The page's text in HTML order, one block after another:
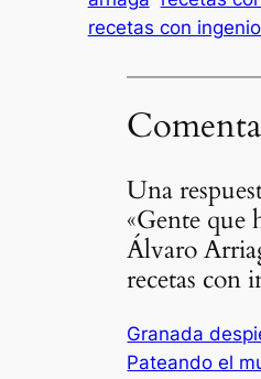
recetas con
Una
«Gente que
Álvaro
recetas con
Granada
Pateando el